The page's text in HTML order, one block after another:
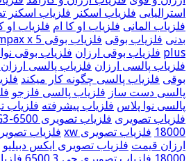
استرالیایی فلزیاب اسکنر فلزیاب اسکنر
فلزیاب المانی فلزیاب او کا ام فلزیاب او
بدنی فلزیاب بوقی فلزیاب بوقی compax x 5
plus فلزیاب بوقی ارزان فلزیاب بوقی
فلزیاب پالسی ارزان فلزیاب پالسی
بوقی فلزیاب پالسی چگونه کار میکند
پالسی دست ساز فلزیاب پالسی فلزجو
پالسی نوا پلاس فلزیاب پیشرفته فلزیاب
فلزیاب تصویری فلزیاب تصویری G3-6500
18000 فلزیاب تصویری xw فلزیاب
ارزان قیمت فلزیاب تصویری ایکس دبیلیو